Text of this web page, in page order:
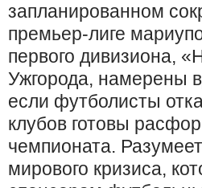
запланированном
премьер-лиге
первого дивизиона,
Ужгорода, намерены
если футболисты
клубов готовы
чемпионата.
мирового кризиса,